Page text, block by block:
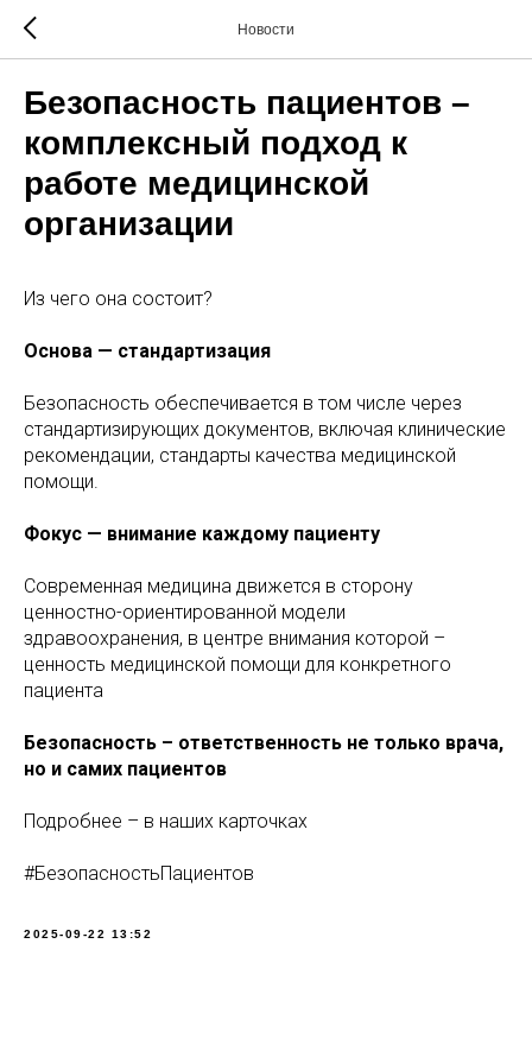
Новости
Безопасность пациентов –
комплексный подход к
работе медицинской
организации
Из чего она состоит?
Основа — стандартизация
Безопасность обеспечивается в том числе через
стандартизирующих документов, включая клинические
рекомендации, стандарты качества медицинской
помощи.
Фокус — внимание каждому пациенту
Современная медицина движется в сторону
ценностно-ориентированной модели
здравоохранения, в центре внимания которой –
ценность медицинской помощи для конкретного
пациента
Безопасность – ответственность не только врача,
но и самих пациентов
Подробнее – в наших карточках
#БезопасностьПациентов
2025-09-22 13:52